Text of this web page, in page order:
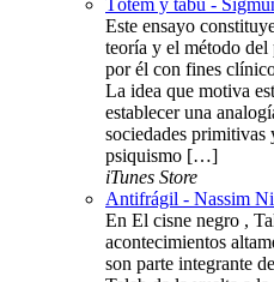
Tótem y tabú -
Este ensayo
teoría y el método del
por él con fines
La idea que motiva
establecer una
sociedades
psiquismo […]
iTunes Store
Antifrágil - Nassim
En El cisne negro ,
acontecimientos
son parte integrante